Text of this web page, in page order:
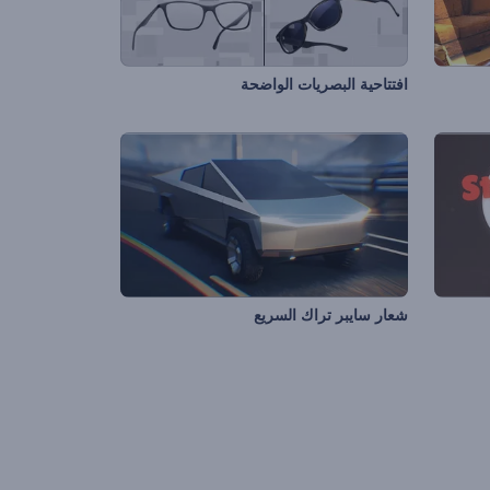
افتتاحية البصريات الواضحة
شعار سايبر تراك السريع